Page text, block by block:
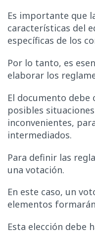
Es importante que
características del
específicas de los
Por lo tanto, es
elaborar los
El documento
posibles
inconvenientes,
intermediados.
Para definir las
una votación.
En este caso, un
elementos
Esta elección debe